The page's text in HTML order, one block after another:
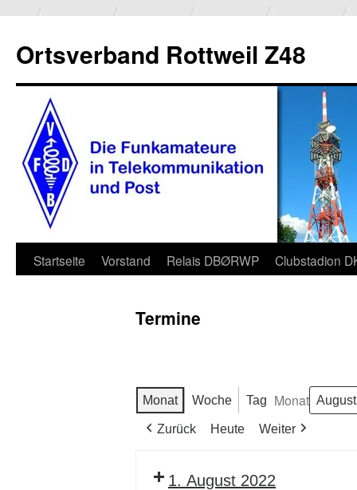
Ortsverband Rottweil Z48
Zum
Startseite Vorstand Relais DBØRWP Clubstadion
Termine
Monat Woche Tag Monat
Zurück Heute Weiter
1. August 2022